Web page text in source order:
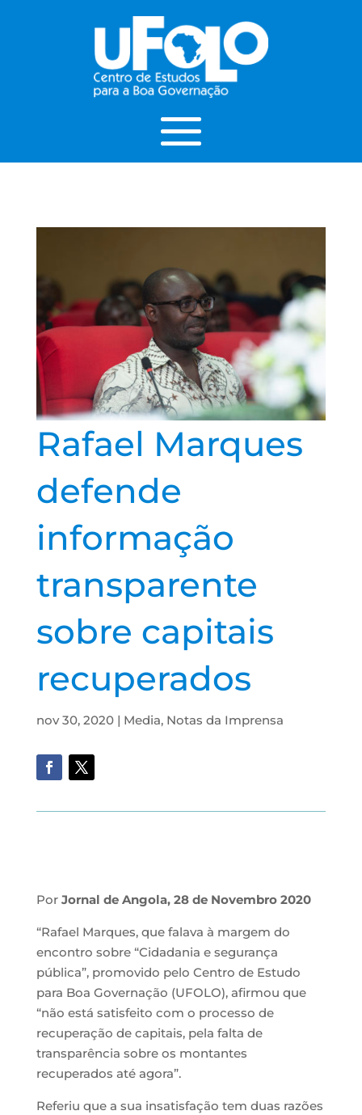
Rafael Marques
defende
informação
transparente
sobre capitais
recuperados
nov 30, 2020| Media, Notas da Imprensa
Por Jornal de Angola, 28 de Novembro 2020
“Rafael Marques, que falava à margem do
encontro sobre “Cidadania e segurança
pública”, promovido pelo Centro de Estudo
para Boa Governação (UFOLO), afirmou que
“não está satisfeito com o processo de
recuperação de capitais, pela falta de
transparência sobre os montantes
recuperados até agora”.
Referiu que a sua insatisfação tem duas razões